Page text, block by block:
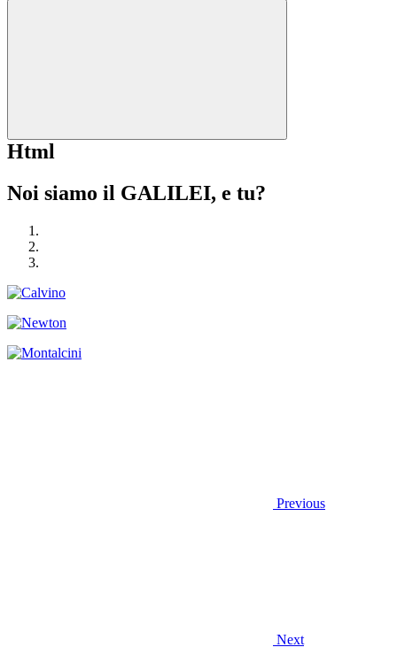
Html
Noi siamo il GALILEI, e tu?
Previous
Next